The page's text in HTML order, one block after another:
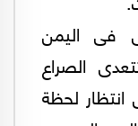
فى اليمن
الصراع
انتظار لحظة